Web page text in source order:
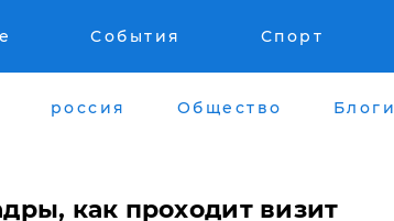
События Спорт
россия Общество Блоги
как проходит визит